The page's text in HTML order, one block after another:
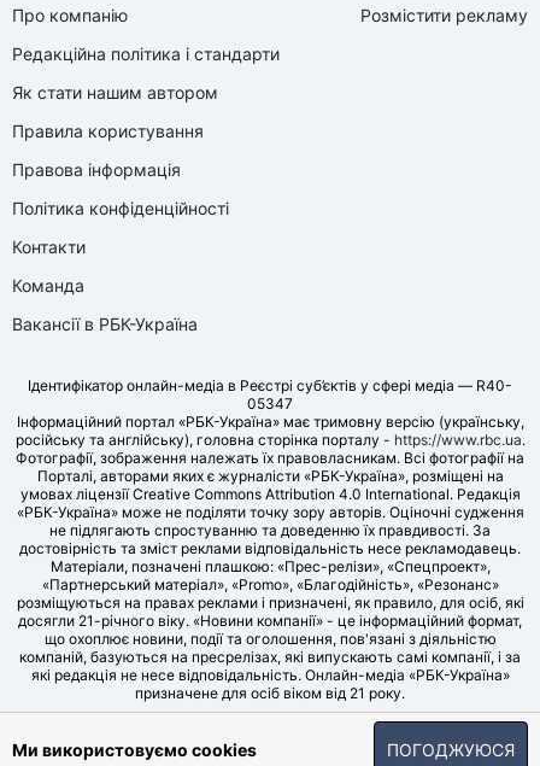
Про компанію
Редакційна політика і стандарти
Як стати нашим автором
Правила користування
Правова інформація
Політика конфіденційності
Контакти
Команда
Вакансії в РБК-Україна
Розмістити рекламу
Ідентифікатор онлайн-медіа в Реєстрі суб’єктів у сфері медіа — R40-
05347
Інформаційний портал «РБК-Україна» має тримовну версію (українську,
російську та англійську), головна сторінка порталу - https://www.rbc.ua.
Фотографії, зображення належать їх правовласникам. Всі фотографії на
Порталі, авторами яких є журналісти «РБК-Україна», розміщені на
умовах ліцензії Creative Commons Attribution 4.0 International. Редакція
«РБК-Україна» може не поділяти точку зору авторів. Оціночні судження
не підлягають спростуванню та доведенню їх правдивості. За
достовірність та зміст реклами відповідальність несе рекламодавець.
Матеріали, позначені плашкою: «Прес-релізи», «Спецпроект»,
«Партнерський матеріал», «Promo», «Благодійність», «Резонанс»
розміщуються на правах реклами і призначені, як правило, для осіб, які
досягли 21-річного віку. «Новини компанії» - це інформаційний формат,
що охоплює новини, події та оголошення, пов'язані з діяльністю
компаній, базуються на пресрелізах, які випускають самі компанії, і за
які редакція не несе відповідальність. Онлайн-медіа «РБК-Україна»
призначене для осіб віком від 21 року.
© LLC «UBT MEDIA», 2006-2026.
Ми використовуємо cookies ПОГОДЖУЮСЯ